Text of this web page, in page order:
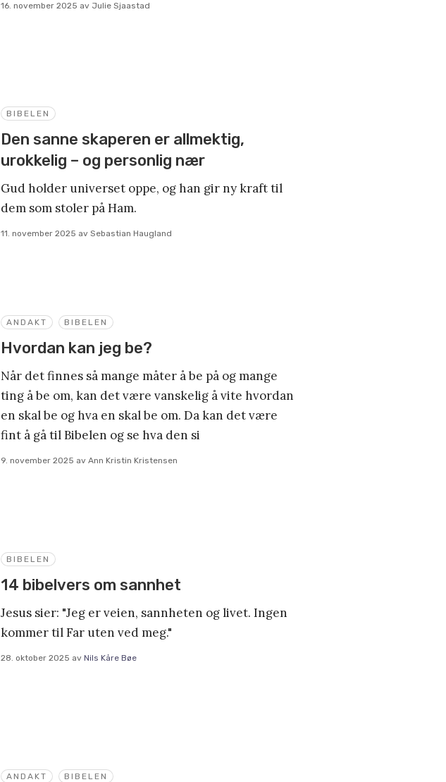
16. november 2025 av Julie Sjaastad
BIBELEN
Den sanne skaperen er allmektig,
urokkelig – og personlig nær
Gud holder universet oppe, og han gir ny kraft til
dem som stoler på Ham.
11. november 2025 av Sebastian Haugland
ANDAKT BIBELEN
Hvordan kan jeg be?
Når det finnes så mange måter å be på og mange
ting å be om, kan det være vanskelig å vite hvordan
en skal be og hva en skal be om. Da kan det være
fint å gå til Bibelen og se hva den si
9. november 2025 av Ann Kristin Kristensen
BIBELEN
14 bibelvers om sannhet
Jesus sier: "Jeg er veien, sannheten og livet. Ingen
kommer til Far uten ved meg."
28. oktober 2025 av Nils Kåre Bøe
ANDAKT BIBELEN